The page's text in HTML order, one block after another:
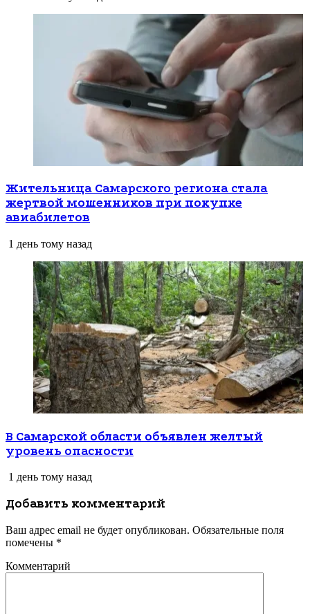
Жительница Самарского региона стала
жертвой мошенников при покупке
авиабилетов
1 день тому назад
В Самарской области объявлен желтый
уровень опасности
1 день тому назад
Добавить комментарий
Ваш адрес email не будет опубликован. Обязательные поля
помечены *
Комментарий